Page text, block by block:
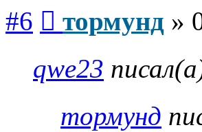
#6 тормунд »
qwe23
тормунд